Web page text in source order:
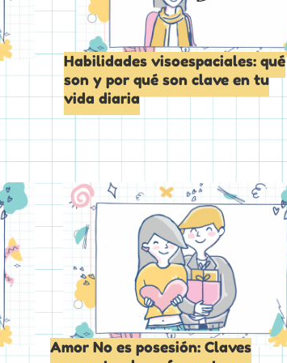
Habilidades visoespaciales: qué
son y por qué son clave en tu
vida diaria
Amor No es posesión: Claves